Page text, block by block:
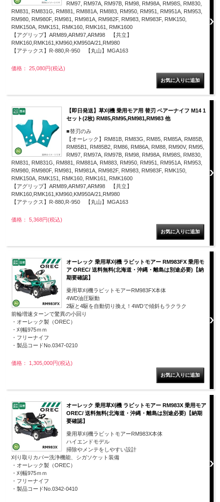
RM97, RM97A, RM97B, RM98, RM98A, RM98S, RM830,
RM831, RM831G, RM881, RM881A, RM883, RM950, RM951, RM951A, RM953,
RM980, RM980F, RM981, RM981A, RM982F, RM983, RM983F, RMK150,
RMK150A, RMK151, RMK160, RMK161, RMK1600
【アグリップ】ARM89,ARM97,ARM98 【共立】
RMK160,RMK161,KM960,KM950A/21,RM980
【アテックス】R-880,R-950 【丸山】MGA163
価格： 25,080円(税込)
【即日発送】草刈機 乗用モア用 替刃 ベアーナイフ M14 1
セット(2枚) RM85,RM95,RM981,RM983 他
■替刃のみ
【オーレック】RM81B, RM83G, RM85, RM85A, RM85B,
RM85B1, RM85B2, RM86, RM86A, RM88, RM90V, RM95,
RM97, RM97A, RM97B, RM98, RM98A, RM98S, RM830,
RM831, RM831G, RM881, RM881A, RM883, RM950, RM951, RM951A, RM953,
RM980, RM980F, RM981, RM981A, RM982F, RM983, RM983F, RMK150,
RMK150A, RMK151, RMK160, RMK161, RMK1600
【アグリップ】ARM89,ARM97,ARM98 【共立】
RMK160,RMK161,KM960,KM950A/21,RM980
【アテックス】R-880,R-950 【丸山】MGA163
価格： 5,368円(税込)
オーレック 乗用草刈機 ラビットモアー RM983FX 乗用モ
ア OREC/ 送料無料(北海道・沖縄・離島は別途必要)【納
期要確認】
乗用草刈機ラビットモアーRM983FX本体
4WD油圧駆動
2駆と4駆を自動切り換え！4WDで傾斜もラクラク
前輪増速ターンで驚異の小回り
・オーレック製（OREC）
・刈幅975ｍｍ
・フリーナイフ
・製品コードNo.0347-0210
価格： 1,305,000円(税込)
オーレック 乗用草刈機 ラビットモアー RM983X 乗用モア
OREC/ 送料無料(北海道・沖縄・離島は別途必要)【納期
要確認】
乗用草刈機ラビットモアーRM983X本体
ハイエンドモデル
掃除やメンテをしやすい設計
刈り取りカバー洗浄機能、シガソケット装備
・オーレック製（OREC）
・刈幅975ｍｍ
・フリーナイフ
・製品コードNo.0342-0410